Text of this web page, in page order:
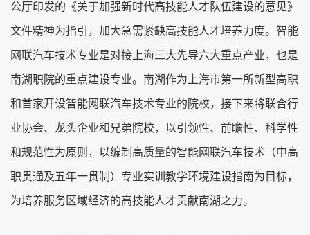
公厅印发的《关于加强新时代高技能人才队伍建设的意见》
文件精神为指引，加大急需紧缺高技能人才培养力度。智能
网联汽车技术专业是对接上海三大先导六大重点产业，也是
南湖职院的重点建设专业。南湖作为上海市第一所新型高职
和首家开设智能网联汽车技术专业的院校，接下来将联合行
业协会、龙头企业和兄弟院校，以引领性、前瞻性、科学性
和规范性为原则，以编制高质量的智能网联汽车技术（中高
职贯通及五年一贯制）专业实训教学环境建设指南为目标，
为培养服务区域经济的高技能人才贡献南湖之力。